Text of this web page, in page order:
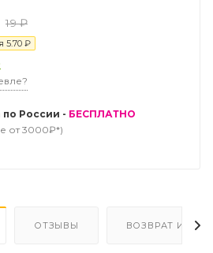
19₽
5.70 ₽
по России - БЕСПЛАТНО
от 3000₽*)
ОТЗЫВЫ ВОЗВРАТ И